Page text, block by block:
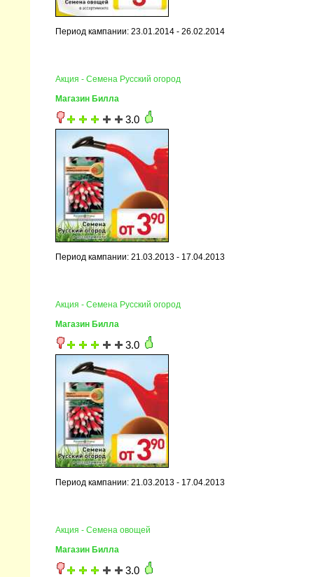
Период кампании: 23.01.2014 - 26.02.2014
Акция - Семена Русский огород
Магазин Билла
3.0
Период кампании: 21.03.2013 - 17.04.2013
Акция - Семена Русский огород
Магазин Билла
3.0
Период кампании: 21.03.2013 - 17.04.2013
Акция - Семена овощей
Магазин Билла
3.0